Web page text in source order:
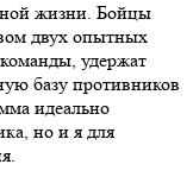
жизни. Бойцы
двух опытных
удержат
базу противников
идеально
но и я для